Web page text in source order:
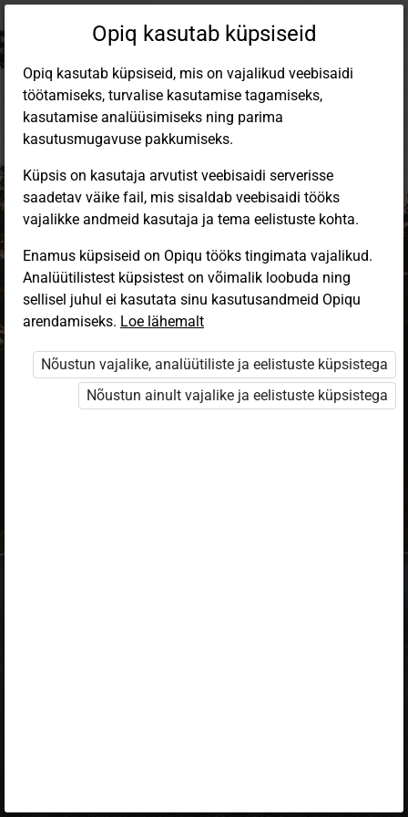
Sisene Opiqusse
Vali, kuidas end tuvastada
eKool
Stuudium
Opiq
HarID
Opiq kasutab küpsiseid
Opiq kasutab küpsiseid, mis on vajalikud veebisaidi
töötamiseks, turvalise kasutamise tagamiseks,
kasutamise analüüsimiseks ning parima
kasutusmugavuse pakkumiseks.
Küpsis on kasutaja arvutist veebisaidi serverisse
saadetav väike fail, mis sisaldab veebisaidi tööks
vajalikke andmeid kasutaja ja tema eelistuste kohta.
Enamus küpsiseid on Opiqu tööks tingimata vajalikud.
Analüütilistest küpsistest on võimalik loobuda ning
sellisel juhul ei kasutata sinu kasutusandmeid Opiqu
arendamiseks. Loe lähemalt
Nõustun vajalike, analüütiliste ja eelistuste küpsistega
Nõustun ainult vajalike ja eelistuste küpsistega